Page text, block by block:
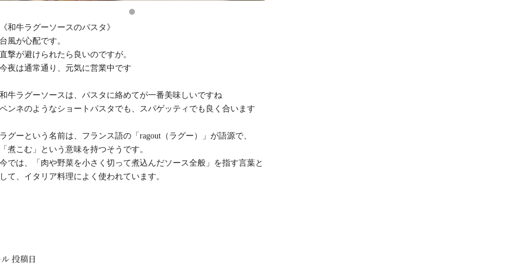
《和牛ラグーソースのパスタ》
台風が心配です。
直撃が避けられたら良いのですが。
今夜は通常通り、元気に営業中です
和牛ラグーソースは、パスタに絡めてが一番美味しいですね
ペンネのようなショートパスタでも、スパゲッティでも良く合います
ラグーという名前は、フランス語の「ragout（ラグー）」が語源で、
「煮こむ」という意味を持つそうです。
今では、「肉や野菜を小さく切って煮込んだソース全般」を指す言葉と
して、イタリア料理によく使われています。
投稿日